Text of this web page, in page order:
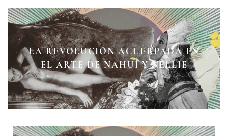
LA REVOLUCIÓN ACUERPADA EN
EL ARTE DE NAHUI Y NELLIE
DELICIAS LITERARIAS